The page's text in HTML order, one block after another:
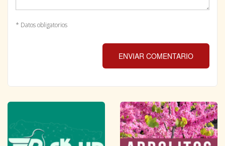
* Datos obligatorios
ENVIAR COMENTARIO